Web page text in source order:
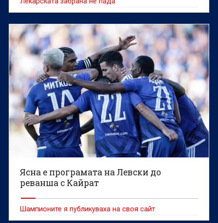
Ясна е програмата на Левски до
реванша с Кайрат
Шампионите я публикуваха на своя сайт